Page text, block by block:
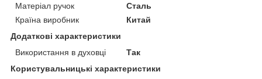
Матеріал ручок
Сталь
Країна виробник
Китай
Додаткові характеристики
Використання в духовці
Так
Користувальницькі характеристики